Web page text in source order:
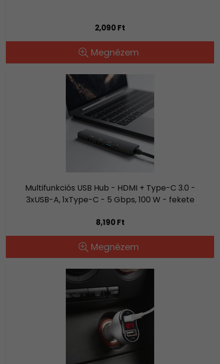
2,090 Ft
Megnézem
Multifunkciós USB Hub - HDMI + Type-C 3.0 -
3xUSB-A, 1xType-C - 5 Gbps, 100 W - fekete
8,190 Ft
Megnézem